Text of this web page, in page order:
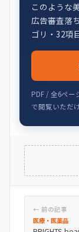
このような
広告審査落
ゴリ・32項
PDF / 全6ペー
で閲覧いただ
← 前の記事
医療・医薬品